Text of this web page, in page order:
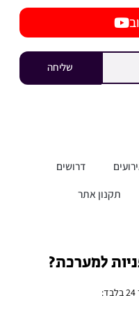
שליחה
דרושים
תקנון אתר
למערכת?